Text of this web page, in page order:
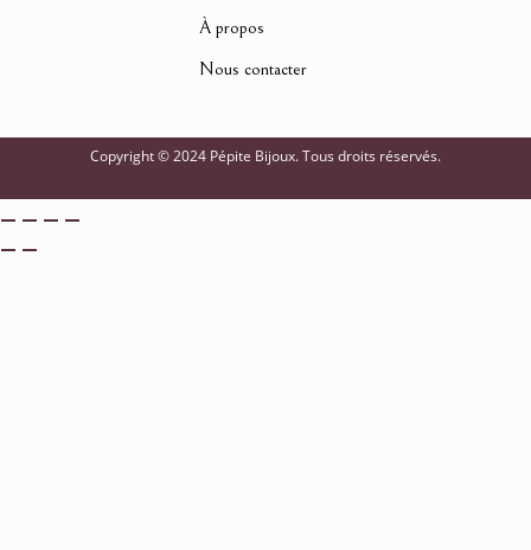
À propos
Nous contacter
Copyright © 2024 Pépite Bijoux. Tous droits réservés.